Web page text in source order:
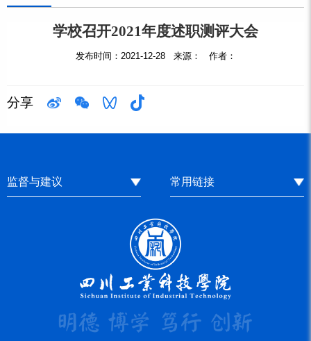
学校召开2021年度述职测评大会
发布时间：2021-12-28 来源： 作者：
分享
监督与建议 常用链接